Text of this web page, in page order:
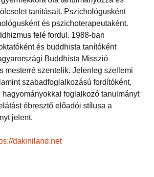
tanításait. Pszichológusként
és pszichoterapeutaként.
felé fordul. 1988-ban
és buddhista tanítóként
Buddhista Misszió
mesterré szentelik. Jelenleg szellemi
szabadfoglalkozású fordítóként,
foglalkozó tanulmányt
ébresztő előadói stílusa a
jelent.
dakiniland.net